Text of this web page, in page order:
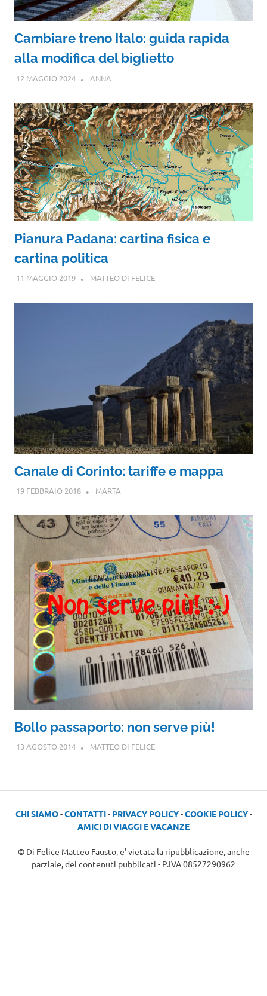
Cambiare treno Italo: guida rapida
alla modifica del biglietto
12 MAGGIO 2024 ANNA
Pianura Padana: cartina fisica e
cartina politica
11 MAGGIO 2019 MATTEO DI FELICE
Canale di Corinto: tariffe e mappa
19 FEBBRAIO 2018 MARTA
Bollo passaporto: non serve più!
13 AGOSTO 2014 MATTEO DI FELICE
CHI SIAMO-CONTATTI- PRIVACY POLICY-COOKIE POLICY-
AMICI DI VIAGGI E VACANZE
© Di Felice Matteo Fausto, e' vietata la ripubblicazione, anche
parziale, dei contenuti pubblicati - P.IVA 08527290962